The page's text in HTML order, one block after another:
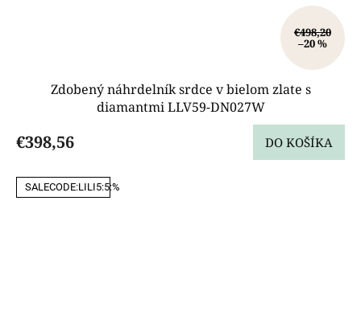
€498,20
–20 %
Zdobený náhrdelník srdce v bielom zlate s
diamantmi LLV59-DN027W
€398,56 DO KOŠÍKA
SALECODE:LILI5:5:%